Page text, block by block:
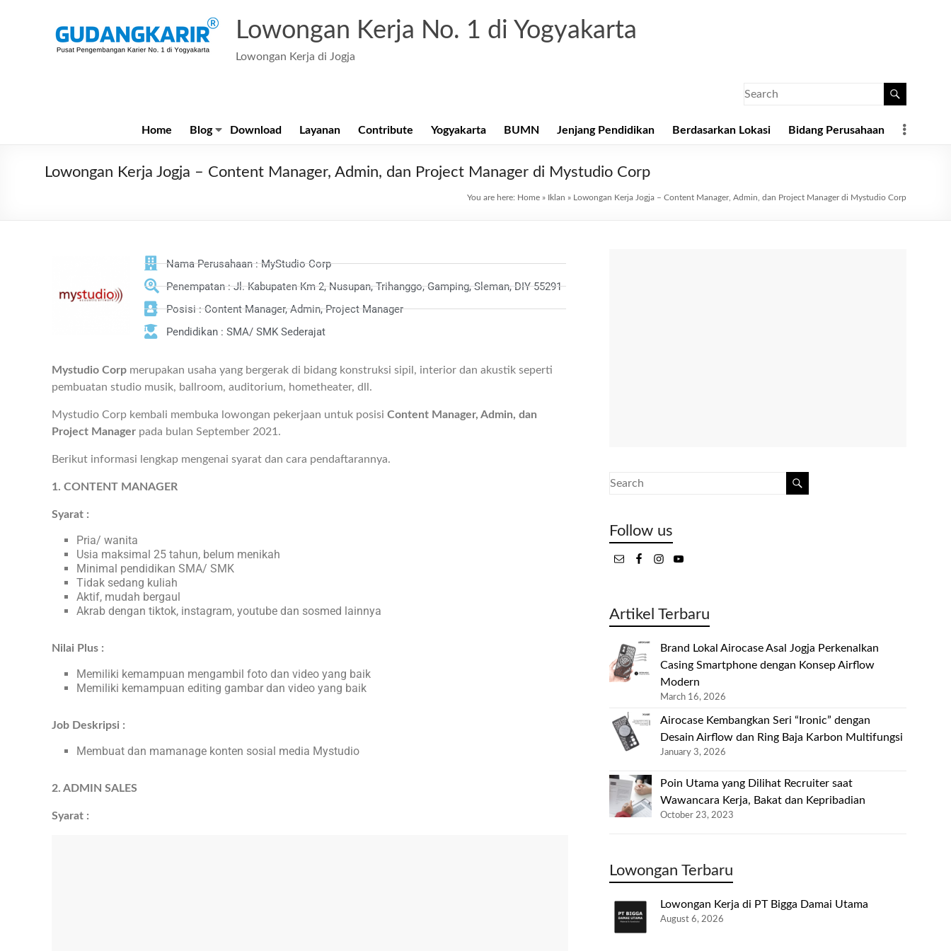
Lowongan Kerja No. 1 di Yogyakarta
Lowongan Kerja di Jogja
Home Blog Download Layanan Contribute Yogyakarta BUMN Jenjang Pendidikan Berdasarkan Lokasi Bidang Perusahaan
Lowongan Kerja Jogja – Content Manager, Admin, dan Project Manager di Mystudio Corp
You are here: Home » Iklan » Lowongan Kerja Jogja – Content Manager, Admin, dan Project Manager di Mystudio Corp
Nama Perusahaan : MyStudio Corp
Penempatan : Jl. Kabupaten Km 2, Nusupan, Trihanggo, Gamping, Sleman, DIY 55291
Posisi : Content Manager, Admin, Project Manager
Pendidikan : SMA/ SMK Sederajat
Mystudio Corp merupakan usaha yang bergerak di bidang konstruksi sipil, interior dan akustik seperti
pembuatan studio musik, ballroom, auditorium, hometheater, dll.
Mystudio Corp kembali membuka lowongan pekerjaan untuk posisi Content Manager, Admin, dan
Project Manager pada bulan September 2021.
Berikut informasi lengkap mengenai syarat dan cara pendaftarannya.
1. CONTENT MANAGER
Syarat :
Pria/ wanita
Usia maksimal 25 tahun, belum menikah
Minimal pendidikan SMA/ SMK
Tidak sedang kuliah
Aktif, mudah bergaul
Akrab dengan tiktok, instagram, youtube dan sosmed lainnya
Nilai Plus :
Memiliki kemampuan mengambil foto dan video yang baik
Memiliki kemampuan editing gambar dan video yang baik
Job Deskripsi :
Membuat dan mamanage konten sosial media Mystudio
2. ADMIN SALES
Syarat :
Follow us
Artikel Terbaru
Brand Lokal Airocase Asal Jogja Perkenalkan
Casing Smartphone dengan Konsep Airflow
Modern
March 16, 2026
Airocase Kembangkan Seri “Ironic” dengan
Desain Airflow dan Ring Baja Karbon Multifungsi
January 3, 2026
Poin Utama yang Dilihat Recruiter saat
Wawancara Kerja, Bakat dan Kepribadian
October 23, 2023
Lowongan Terbaru
Lowongan Kerja di PT Bigga Damai Utama
August 6, 2026